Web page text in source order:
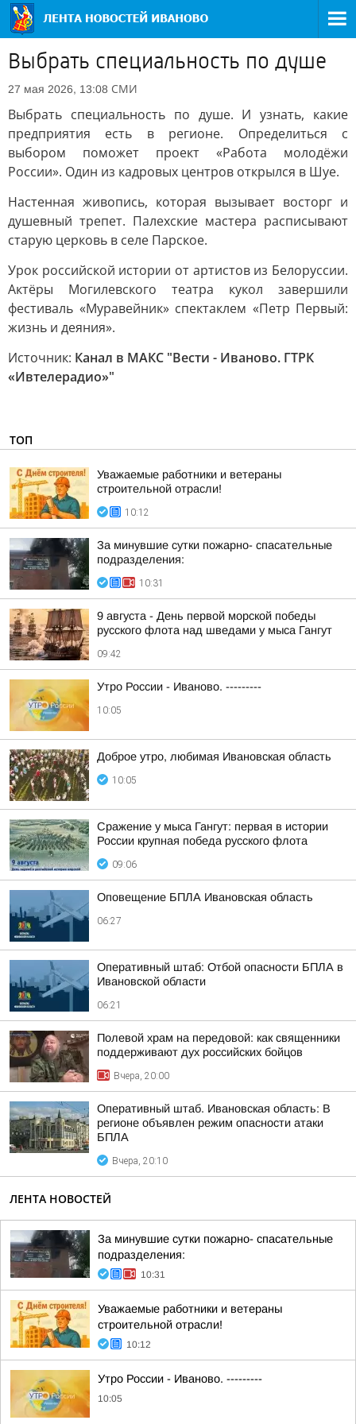
Выбрать специальность по душе
27 мая 2026, 13:08 СМИ
Выбрать специальность по душе. И узнать, какие
предприятия есть в регионе. Определиться с
выбором поможет проект «Работа молодёжи
России». Один из кадровых центров открылся в Шуе.
Настенная живопись, которая вызывает восторг и
душевный трепет. Палехские мастера расписывают
старую церковь в селе Парское.
Урок российской истории от артистов из Белоруссии.
Актёры Могилевского театра кукол завершили
фестиваль «Муравейник» спектаклем «Петр Первый:
жизнь и деяния».
Источник: Канал в МАКС "Вести - Иваново. ГТРК
«Ивтелерадио»"
ТОП
Уважаемые работники и ветераны
строительной отрасли!
10:12
За минувшие сутки пожарно- спасательные
подразделения:
10:31
9 августа - День первой морской победы
русского флота над шведами у мыса Гангут
09:42
Утро России - Иваново. ---------
10:05
Доброе утро, любимая Ивановская область
10:05
Сражение у мыса Гангут: первая в истории
России крупная победа русского флота
09:06
Оповещение БПЛА Ивановская область
06:27
Оперативный штаб: Отбой опасности БПЛА в
Ивановской области
06:21
Полевой храм на передовой: как священники
поддерживают дух российских бойцов
Вчера, 20:00
Оперативный штаб. Ивановская область: В
регионе объявлен режим опасности атаки
БПЛА
Вчера, 20:10
ЛЕНТА НОВОСТЕЙ
За минувшие сутки пожарно- спасательные
подразделения:
10:31
Уважаемые работники и ветераны
строительной отрасли!
10:12
Утро России - Иваново. ---------
10:05